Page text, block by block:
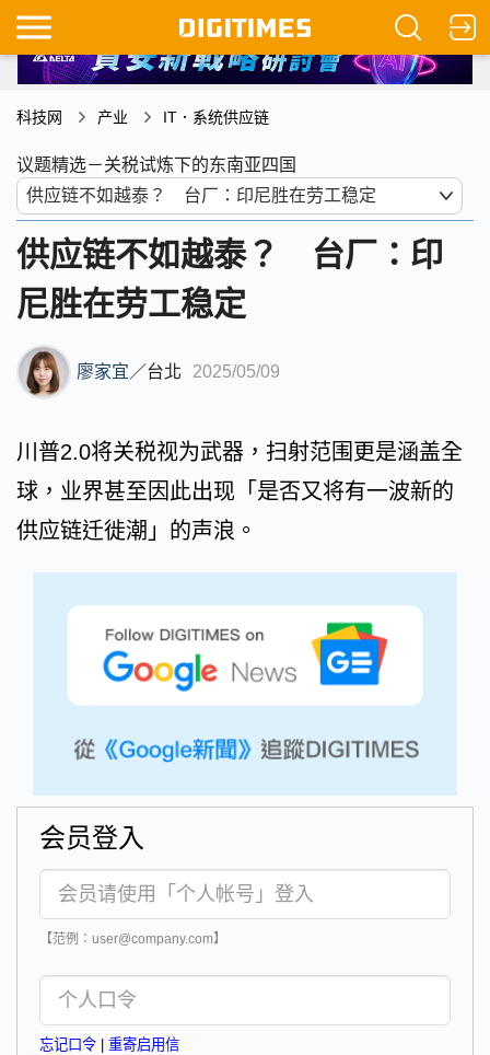
科技网 产业 IT．系统供应链
议题精选－关税试炼下的东南亚四国
供应链不如越泰？ 台厂：印
尼胜在劳工稳定
廖家宜／台北 2025/05/09
川普2.0将关税视为武器，扫射范围更是涵盖全
球，业界甚至因此出现「是否又将有一波新的
供应链迁徙潮」的声浪。
会员登入
【范例：user@company.com】
忘记口令 重寄启用信